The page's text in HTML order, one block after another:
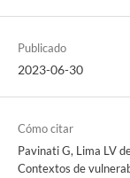
Publicado
2023-06-30
Cómo citar
Pavinati G, Lima LV
Contextos de